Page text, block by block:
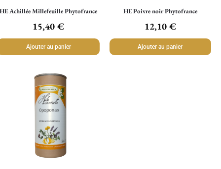
HE Achillée Millefeuille Phytofrance
15,40€
Ajouter au panier
HE Poivre noir Phytofrance
12,10 €
Ajouter au panier